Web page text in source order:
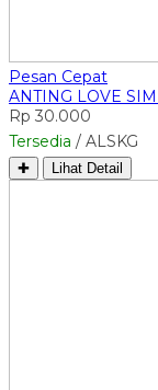
Pesan Cepat
ANTING LOVE
Rp 30.000
Tersedia / ALSKG
✚ Lihat Detail